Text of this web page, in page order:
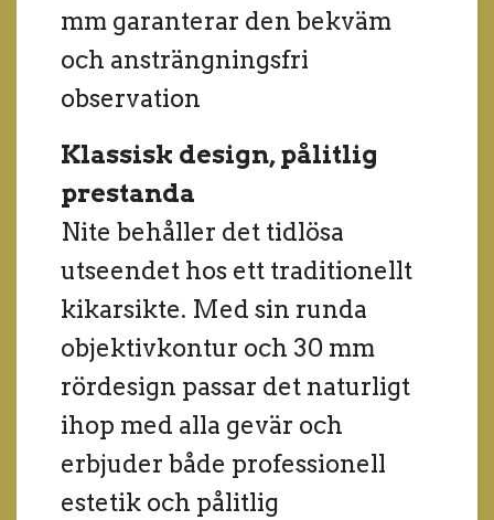
mm garanterar den bekväm
och ansträngningsfri
observation
Klassisk design, pålitlig
prestanda
Nite behåller det tidlösa
utseendet hos ett traditionellt
kikarsikte. Med sin runda
objektivkontur och 30 mm
rördesign passar det naturligt
ihop med alla gevär och
erbjuder både professionell
estetik och pålitlig